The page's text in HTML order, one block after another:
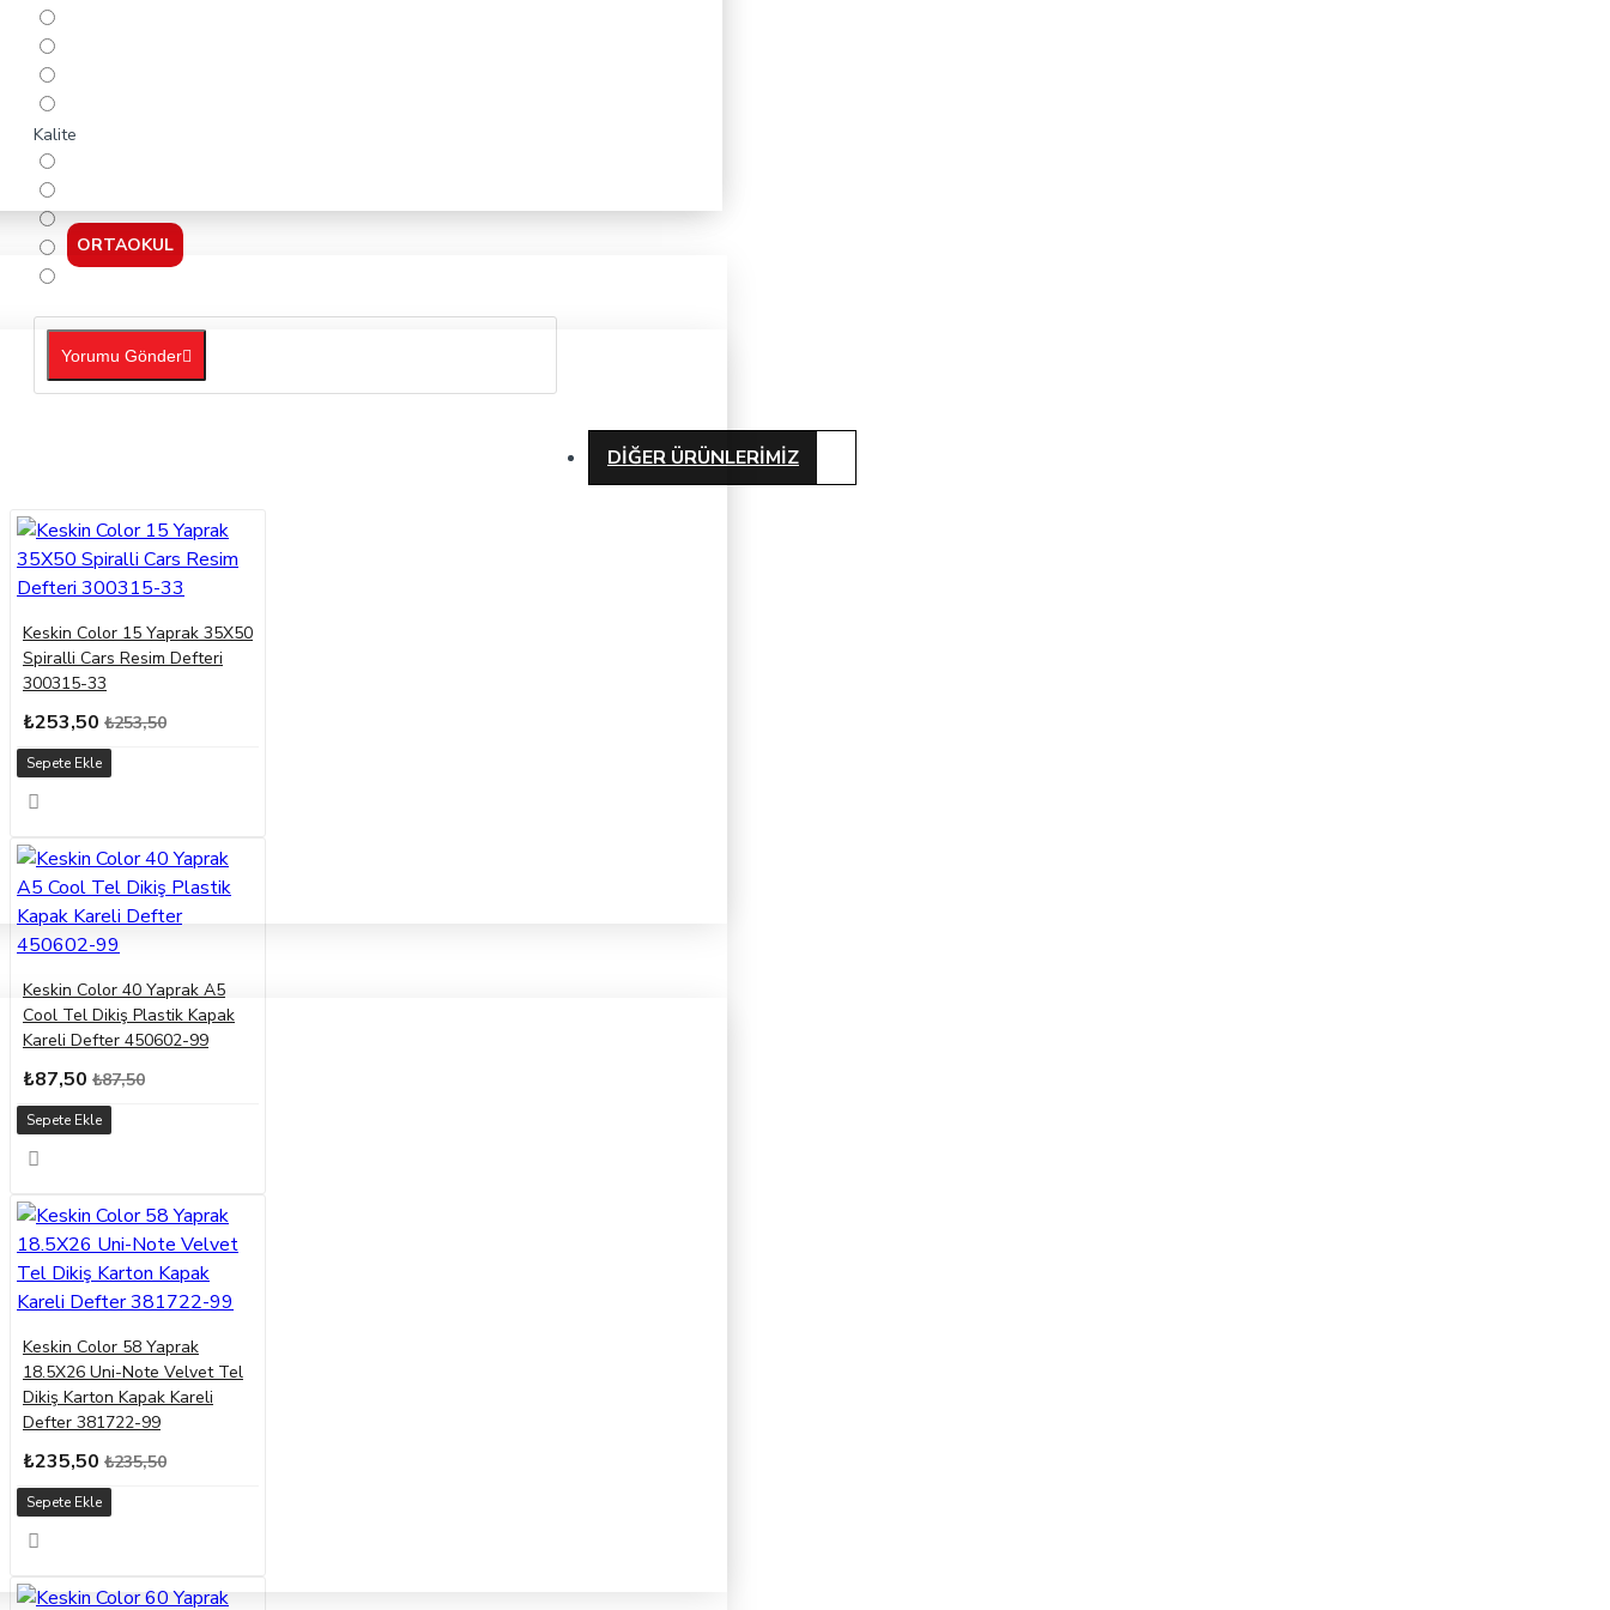
ORTAOKUL
Kalite
Yorumu Gönder
DIĞER ÜRÜNLERIMIZ
Keskin Color 15 Yaprak 35X50
Spiralli Cars Resim Defteri
300315-33
₺253,50 ₺253,50
Sepete Ekle
Keskin Color 40 Yaprak A5
Cool Tel Dikiş Plastik Kapak
Kareli Defter 450602-99
₺87,50 ₺87,50
Sepete Ekle
Keskin Color 58 Yaprak
18.5X26 Uni-Note Velvet Tel
Dikiş Karton Kapak Kareli
Defter 381722-99
₺235,50 ₺235,50
Sepete Ekle